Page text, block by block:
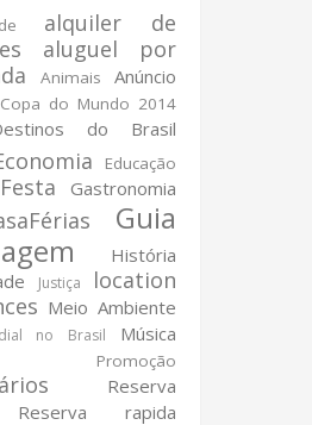
alquiler de
aluguel por
Animais
Anúncio
Copa do Mundo 2014
do Brasil
Educação
Festa Gastronomia
Guia
História
Justiça
location
Meio Ambiente
no Brasil Música
Promoção
Reserva
Reserva rapida